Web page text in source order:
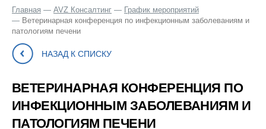
Главная AVZ Консалтинг
График мероприятий
Ветеринарная конференция по инфекционным заболеваниям и
патологиям печени
НАЗАД К СПИСКУ
ВЕТЕРИНАРНАЯ КОНФЕРЕНЦИЯ ПО
ИНФЕКЦИОННЫМ ЗАБОЛЕВАНИЯМ И
ПАТОЛОГИЯМ ПЕЧЕНИ